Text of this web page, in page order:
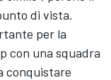
di vista.
per la
con una squadra
conquistare